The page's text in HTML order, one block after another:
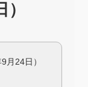
月24日）